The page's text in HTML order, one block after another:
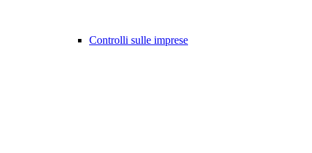
Controlli sulle imprese